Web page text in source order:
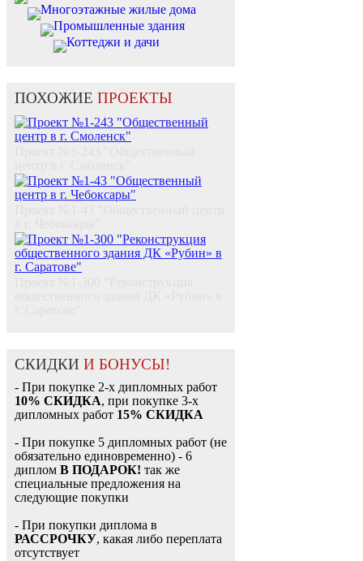
Многоэтажные жилые дома
Промышленные здания
Коттеджи и дачи
ПОХОЖИЕ ПРОЕКТЫ
СКИДКИ И БОНУСЫ!
- При покупке 2-х дипломных работ
10% СКИДКА, при покупке 3-х
дипломных работ 15% СКИДКА
- При покупке 5 дипломных работ (не
обязательно единовременно) - 6
диплом В ПОДАРОК! так же
специальные предложения на
следующие покупки
- При покупки диплома в
РАССРОЧКУ, какая либо переплата
отсутствует